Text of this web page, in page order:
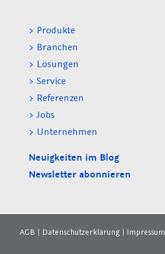
> Produkte
> Branchen
> Lösungen
> Service
> Referenzen
> Jobs
> Unternehmen
Neuigkeiten im Blog
Newsletter abonnieren
AGB | Datenschutzerklärung| Impressum